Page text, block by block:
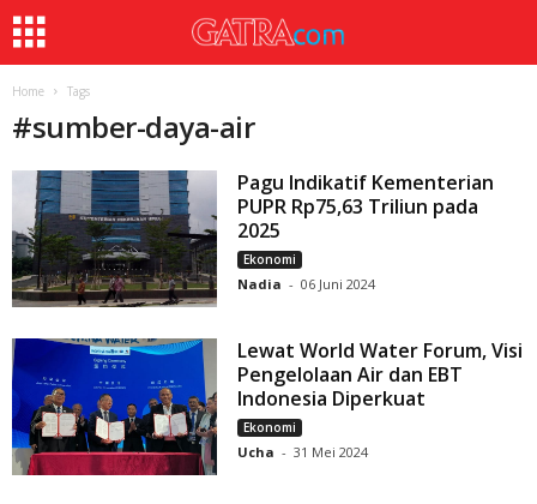
Home Tags
#sumber-daya-air
Pagu Indikatif Kementerian
PUPR Rp75,63 Triliun pada
2025
Ekonomi
Nadia - 06 Juni 2024
Lewat World Water Forum, Visi
Pengelolaan Air dan EBT
Indonesia Diperkuat
Ekonomi
Ucha - 31 Mei 2024